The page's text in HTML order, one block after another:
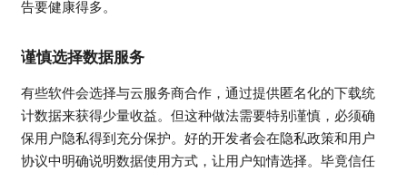
告要健康得多。
谨慎选择数据服务
有些软件会选择与云服务商合作，通过提供匿名化的下载统
计数据来获得少量收益。但这种做法需要特别谨慎，必须确
保用户隐私得到充分保护。好的开发者会在隐私政策和用户
协议中明确说明数据使用方式，让用户知情选择。毕竟信任